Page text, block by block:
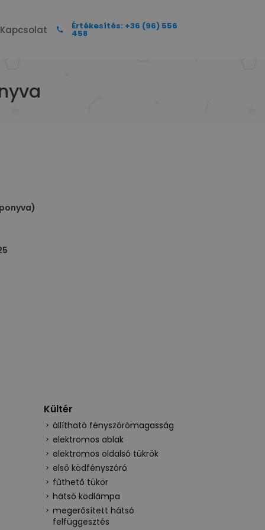
Kapcsolat Értékesítés: +36 (96) 556
458
Kültér
állítható fényszórómagasság
elektromos ablak
elektromos oldalsó tükrök
első ködfényszóró
fűthető tükör
hátsó ködlámpa
megerősített hátsó
felfüggesztés